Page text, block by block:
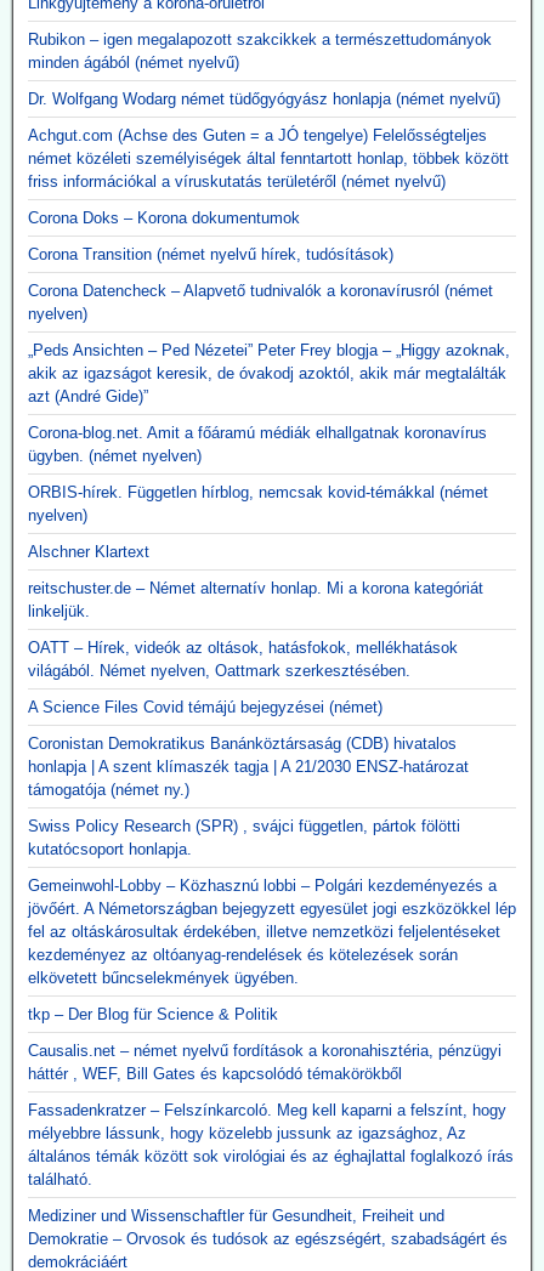
Rubikon – igen megalapozott szakcikkek a természettudományok
minden ágából (német nyelvű)
Dr. Wolfgang Wodarg német tüdőgyógyász honlapja (német nyelvű)
Achgut.com (Achse des Guten = a JÓ tengelye) Felelősségteljes
német közéleti személyiségek által fenntartott honlap, többek között
friss információkal a víruskutatás területéről (német nyelvű)
Corona Doks – Korona dokumentumok
Corona Transition (német nyelvű hírek, tudósítások)
Corona Datencheck – Alapvető tudnivalók a koronavírusról (német
nyelven)
„Peds Ansichten – Ped Nézetei” Peter Frey blogja – „Higgy azoknak,
akik az igazságot keresik, de óvakodj azoktól, akik már megtalálták
azt (André Gide)”
Corona-blog.net. Amit a főáramú médiák elhallgatnak koronavírus
ügyben. (német nyelven)
ORBIS-hírek. Független hírblog, nemcsak kovid-témákkal (német
nyelven)
Alschner Klartext
reitschuster.de – Német alternatív honlap. Mi a korona kategóriát
linkeljük.
OATT – Hírek, videók az oltások, hatásfokok, mellékhatások
világából. Német nyelven, Oattmark szerkesztésében.
A Science Files Covid témájú bejegyzései (német)
Coronistan Demokratikus Banánköztársaság (CDB) hivatalos
honlapja | A szent klímaszék tagja | A 21/2030 ENSZ-határozat
támogatója (német ny.)
Swiss Policy Research (SPR) , svájci független, pártok fölötti
kutatócsoport honlapja.
Gemeinwohl-Lobby – Közhasznú lobbi – Polgári kezdeményezés a
jövőért. A Németországban bejegyzett egyesület jogi eszközökkel lép
fel az oltáskárosultak érdekében, illetve nemzetközi feljelentéseket
kezdeményez az oltóanyag-rendelések és kötelezések során
elkövetett bűncselekmények ügyében.
tkp – Der Blog für Science & Politik
Causalis.net – német nyelvű fordítások a koronahisztéria, pénzügyi
háttér , WEF, Bill Gates és kapcsolódó témakörökből
Fassadenkratzer – Felszínkarcoló. Meg kell kaparni a felszínt, hogy
mélyebbre lássunk, hogy közelebb jussunk az igazsághoz, Az
általános témák között sok virológiai és az éghajlattal foglalkozó írás
található.
Mediziner und Wissenschaftler für Gesundheit, Freiheit und
Demokratie – Orvosok és tudósok az egészségért, szabadságért és
demokráciáért